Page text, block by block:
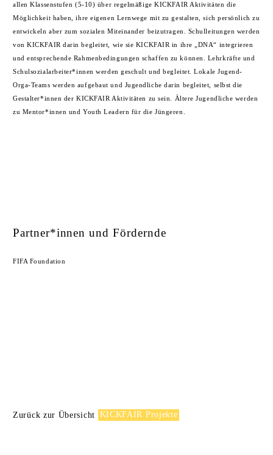
allen Klassenstufen (5-10) über regelmäßige KICKFAIR Aktivitäten die
Möglichkeit haben, ihre eigenen Lernwege mit zu gestalten, sich persönlich zu
entwickeln aber zum sozialen Miteinander beizutragen. Schulleitungen werden
von KICKFAIR darin begleitet, wie sie KICKFAIR in ihre „DNA“ integrieren
und entsprechende Rahmenbedingungen schaffen zu können. Lehrkräfte und
Schulsozialarbeiter*innen werden geschult und begleitet. Lokale Jugend-
Orga-Teams werden aufgebaut und Jugendliche darin begleitet, selbst die
Gestalter*innen der KICKFAIR Aktivitäten zu sein. Ältere Jugendliche werden
zu Mentor*innen und Youth Leadern für die Jüngeren.
Partner*innen und Fördernde
FIFA Foundation
Zurück zur Übersicht KICKFAIR Projekte